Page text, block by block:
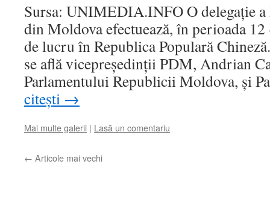
Sursa: UNIMEDIA.INFO O delegaţie
din Moldova efectuează, în perioada
de lucru în Republica Populară
se află vicepreşedinţii PDM, Andrian
Parlamentului Republicii Moldova, şi
citești →
Mai multe galerii | Lasă un comentariu
← Articole mai vechi